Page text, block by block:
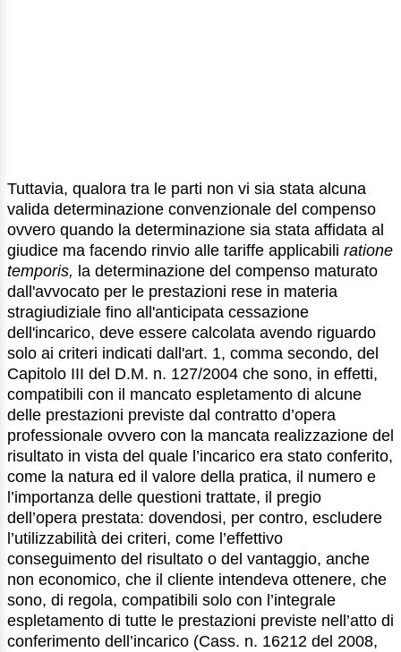
Tuttavia, qualora tra le parti non vi sia stata alcuna
valida determinazione convenzionale del compenso
ovvero quando la determinazione sia stata affidata al
giudice ma facendo rinvio alle tariffe applicabili ratione
temporis, la determinazione del compenso maturato
dall'avvocato per le prestazioni rese in materia
stragiudiziale fino all'anticipata cessazione
dell'incarico, deve essere calcolata avendo riguardo
solo ai criteri indicati dall'art. 1, comma secondo, del
Capitolo III del D.M. n. 127/2004 che sono, in effetti,
compatibili con il mancato espletamento di alcune
delle prestazioni previste dal contratto d’opera
professionale ovvero con la mancata realizzazione del
risultato in vista del quale l’incarico era stato conferito,
come la natura ed il valore della pratica, il numero e
l’importanza delle questioni trattate, il pregio
dell’opera prestata: dovendosi, per contro, escludere
l’utilizzabilità dei criteri, come l’effettivo
conseguimento del risultato o del vantaggio, anche
non economico, che il cliente intendeva ottenere, che
sono, di regola, compatibili solo con l’integrale
espletamento di tutte le prestazioni previste nell’atto di
conferimento dell’incarico (Cass. n. 16212 del 2008,